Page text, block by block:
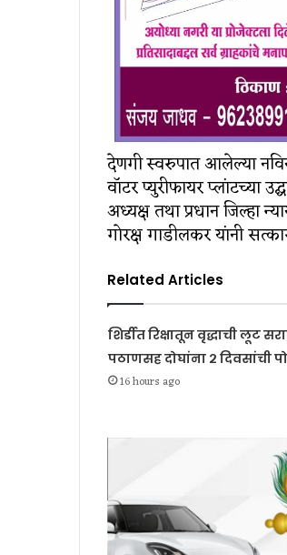
देणगी स्‍वरुपात आलेल्‍या
वॉटर प्‍युरीफायर प्‍लांटच्‍या
अध्‍यक्ष तथा प्रधान जिल्‍हा
गोरक्ष गाडीलकर यांनी
Related Articles
शिर्डीत रिक्षातून वृद्धाची लूट
पठाणसह दोघांना २ दिवसांची
16 hours ago